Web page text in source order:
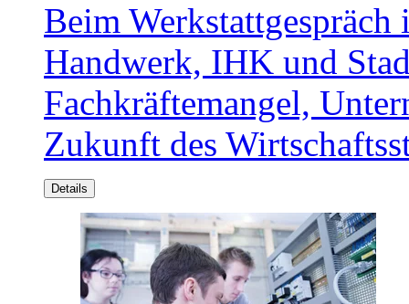
Beim Werkstattgespräch
Handwerk, IHK und
Fachkräftemangel,
Zukunft des
Details